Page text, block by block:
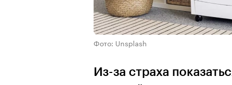
Фото: Unsplash
Из-за страха